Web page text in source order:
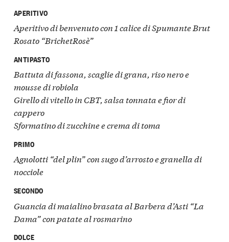
APERITIVO
Aperitivo di benvenuto con 1 calice di Spumante Brut
Rosato “BrichetRosè”
ANTIPASTO
Battuta di fassona, scaglie di grana, riso nero e
mousse di robiola
Girello di vitello in CBT, salsa tonnata e fior di
cappero
Sformatino di zucchine e crema di toma
PRIMO
Agnolotti “del plin” con sugo d’arrosto e granella di
nocciole
SECONDO
Guancia di maialino brasata al Barbera d’Asti “La
Dama” con patate al rosmarino
DOLCE